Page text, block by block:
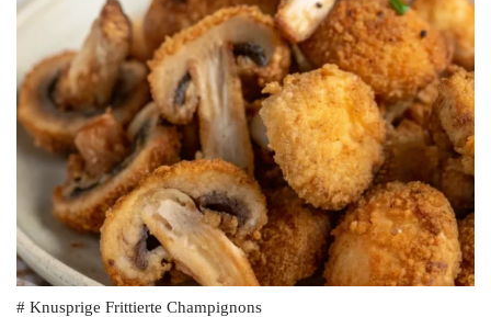
# Knusprige Frittierte Champignons